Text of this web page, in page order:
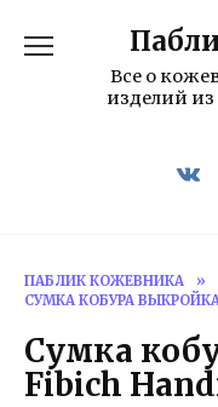
содержаниюВсе о
изделий
ПАБЛИК КОЖЕВНИКА »
СУМКА КОБУРА ВЫКРОЙКА
Сумка
Fibich